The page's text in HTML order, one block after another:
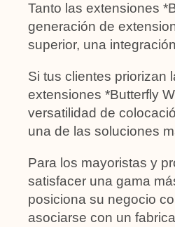
Tanto las extensiones
generación de
superior, una
Si tus clientes priorizan
extensiones *Butterfly
versatilidad de
una de las soluciones
Para los mayoristas y
satisfacer una gama
posiciona su negocio
asociarse con un